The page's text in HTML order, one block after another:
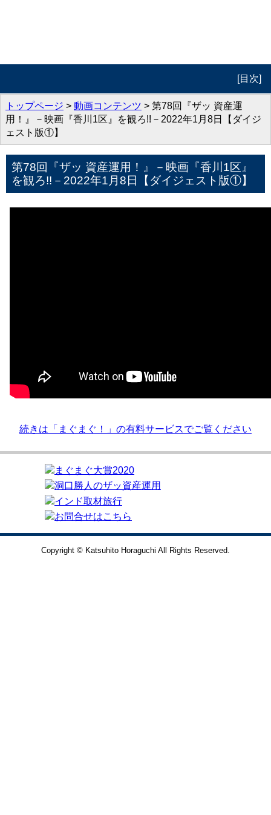
[目次]
トップページ
プロフィール
動画コンテンツ
著作紹介
トップページ > 動画コンテンツ > 第78回『ザッ 資産運
用！』－映画『香川1区』を観ろ!!－2022年1月8日【ダイジ
ェスト版①】
第78回『ザッ 資産運用！』－映画『香川1区』
を観ろ!!－2022年1月8日【ダイジェスト版①】
続きは「まぐまぐ！」の有料サービスでご覧ください
Copyright © Katsuhito Horaguchi All Rights Reserved.